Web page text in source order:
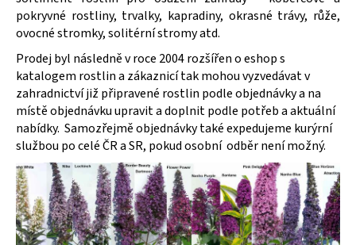
pokryvné rostliny, trvalky, kapradiny, okrasné trávy, růže,
ovocné stromky, solitérní stromy atd.
Prodej byl následně v roce 2004 rozšířen o eshop s
katalogem rostlin a zákaznicí tak mohou vyzvedávat v
zahradnictví již připravené rostlin podle objednávky a na
místě objednávku upravit a doplnit podle potřeb a aktuální
nabídky. Samozřejmě objednávky také expedujeme kurýrní
službou po celé ČR a SR, pokud osobní odběr není možný.
e
m
e
SEDUM
TELEPHIUM
DARK
MAGIC
ROZCHODNÍK
ZVRHLÝ
139
Kč